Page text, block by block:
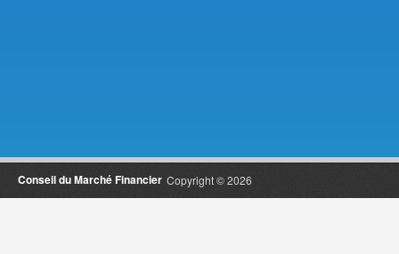
Copyright © 2026
Conseil du Marché Financier